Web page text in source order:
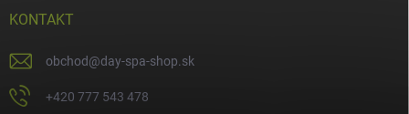
KONTAKT
obchod@day-spa-shop.sk
+420 777 543 478